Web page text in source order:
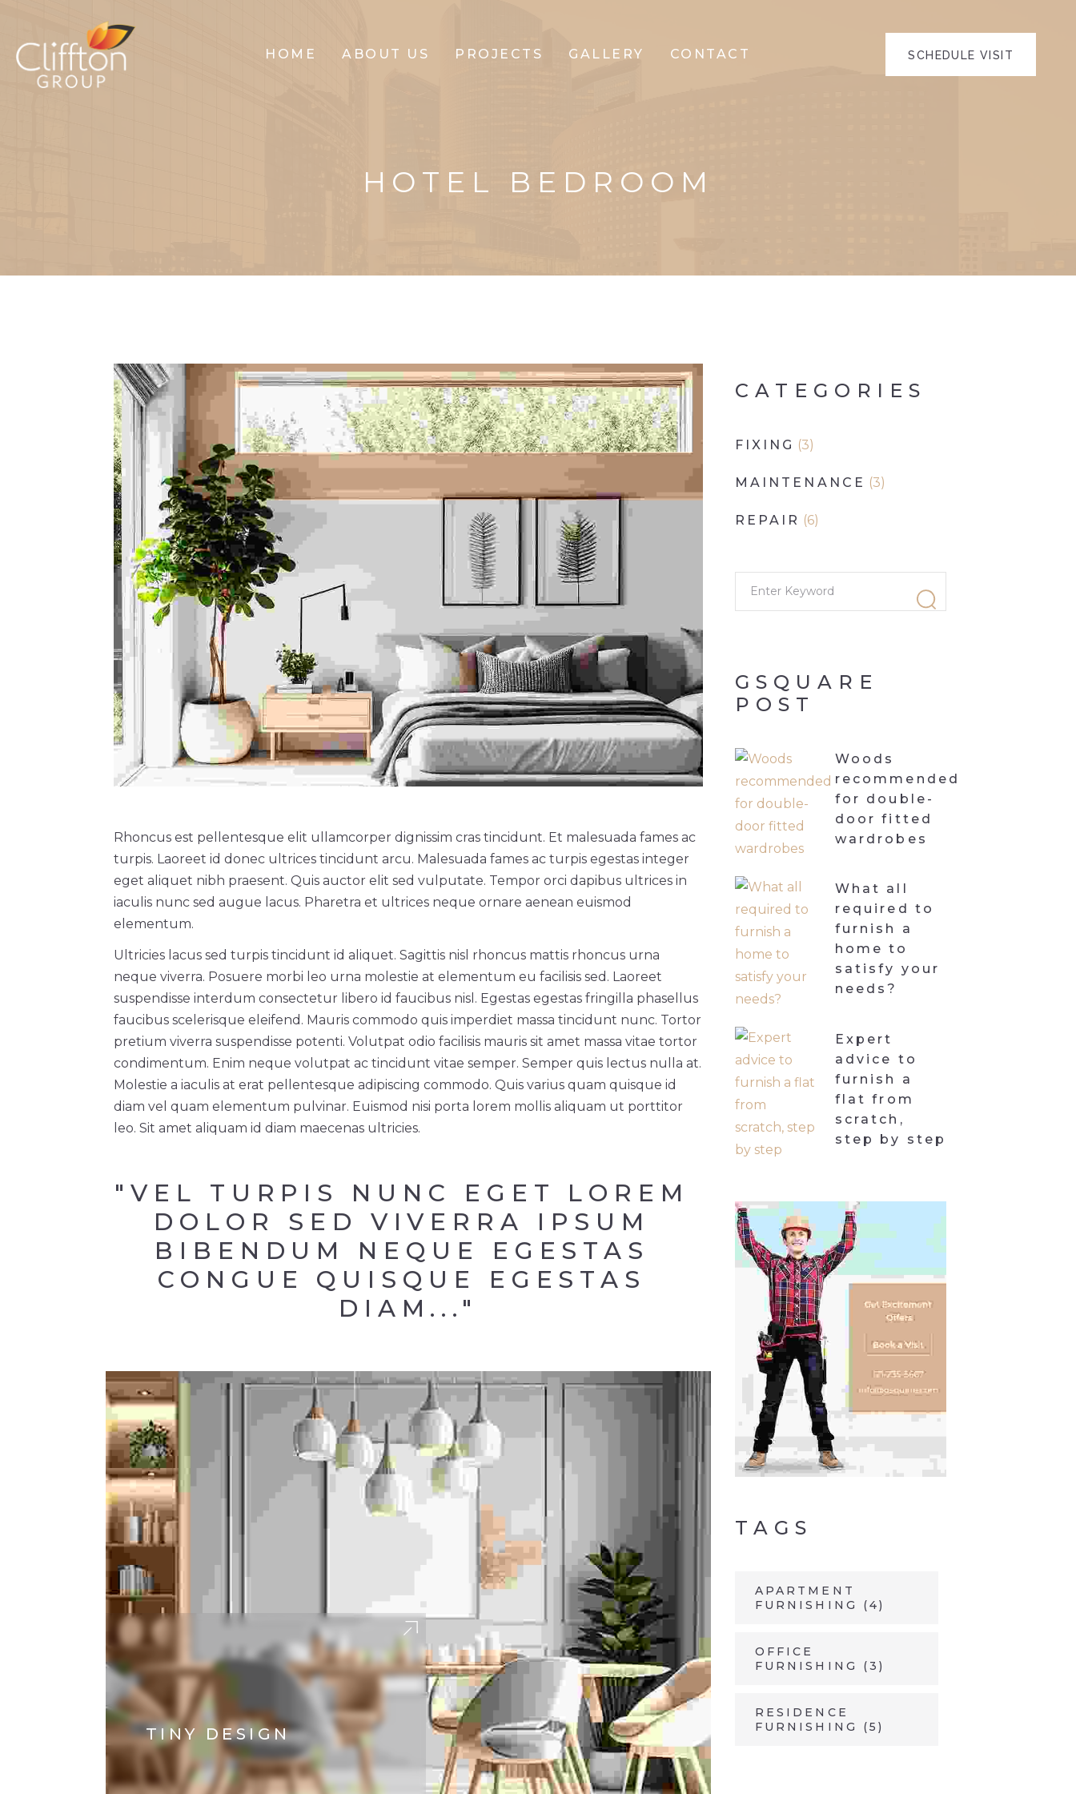
HOME ABOUT US PROJECTS
CLIFFTON
PALLADIUM
CLIFFTON
PALMS
PARADISE
CLIFFTON
VIVANTE
GALLERY CONTACT SCHEDULE VISIT
HOTEL BEDROOM
Rhoncus est pellentesque elit ullamcorper dignissim cras tincidunt. Et malesuada fames ac
turpis. Laoreet id donec ultrices tincidunt arcu. Malesuada fames ac turpis egestas integer
eget aliquet nibh praesent. Quis auctor elit sed vulputate. Tempor orci dapibus ultrices in
iaculis nunc sed augue lacus. Pharetra et ultrices neque ornare aenean euismod
elementum.
Ultricies lacus sed turpis tincidunt id aliquet. Sagittis nisl rhoncus mattis rhoncus urna
neque viverra. Posuere morbi leo urna molestie at elementum eu facilisis sed. Laoreet
suspendisse interdum consectetur libero id faucibus nisl. Egestas egestas fringilla phasellus
faucibus scelerisque eleifend. Mauris commodo quis imperdiet massa tincidunt nunc. Tortor
pretium viverra suspendisse potenti. Volutpat odio facilisis mauris sit amet massa vitae tortor
condimentum. Enim neque volutpat ac tincidunt vitae semper. Semper quis lectus nulla at.
Molestie a iaculis at erat pellentesque adipiscing commodo. Quis varius quam quisque id
diam vel quam elementum pulvinar. Euismod nisi porta lorem mollis aliquam ut porttitor
leo. Sit amet aliquam id diam maecenas ultricies.
"VEL TURPIS NUNC EGET LOREM
DOLOR SED VIVERRA IPSUM
BIBENDUM NEQUE EGESTAS
CONGUE QUISQUE EGESTAS
DIAM..."
TINY DESIGN
CATEGORIES
FIXING (3)
MAINTENANCE (3)
REPAIR (6)
GSQUARE
POST
Woods
recommended
for double-
door fitted
wardrobes
What all
required to
furnish a
home to
satisfy your
needs?
Expert
advice to
furnish a
flat from
scratch,
step by step
TAGS
APARTMENT
FURNISHING
(4)
OFFICE
FURNISHING
(3)
RESIDENCE
FURNISHING
(5)